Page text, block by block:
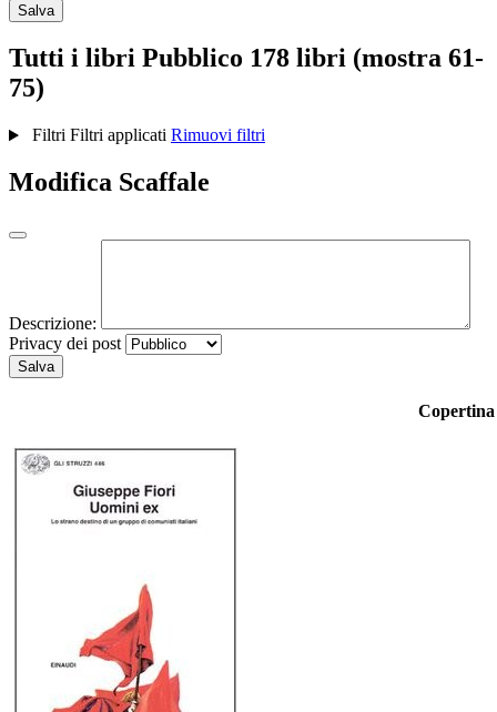
Salva
Tutti i libri Pubblico 178 libri (mostra 61-
75)
Filtri Filtri applicati Rimuovi filtri
Modifica Scaffale
Descrizione:
Privacy dei post
Salva
Copertina